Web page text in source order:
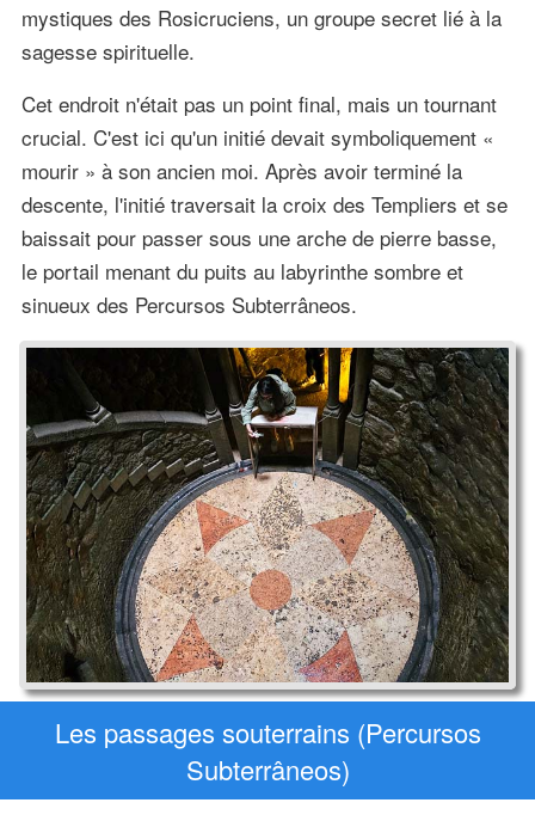
mystiques des Rosicruciens, un groupe secret lié à la
sagesse spirituelle.
Cet endroit n'était pas un point final, mais un tournant
crucial. C'est ici qu'un initié devait symboliquement «
mourir » à son ancien moi. Après avoir terminé la
descente, l'initié traversait la croix des Templiers et se
baissait pour passer sous une arche de pierre basse,
le portail menant du puits au labyrinthe sombre et
sinueux des Percursos Subterrâneos.
Les passages souterrains (Percursos
Subterrâneos)